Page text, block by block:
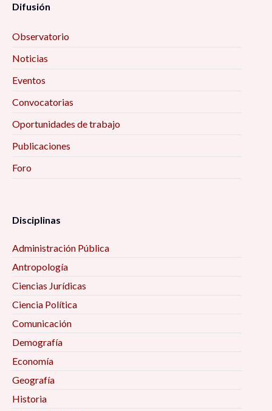
Difusión
Observatorio
Noticias
Eventos
Convocatorias
Oportunidades de trabajo
Publicaciones
Foro
Disciplinas
Administración Pública
Antropología
Ciencias Jurídicas
Ciencia Política
Comunicación
Demografía
Economía
Geografía
Historia